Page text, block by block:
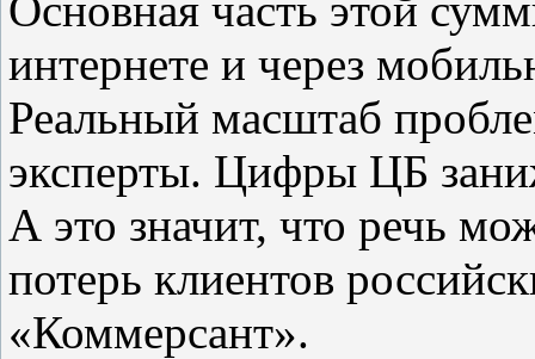
интернете и через
Реальный масштаб
эксперты. Цифры ЦБ
А это значит, что речь
потерь клиентов
«Коммерсант».